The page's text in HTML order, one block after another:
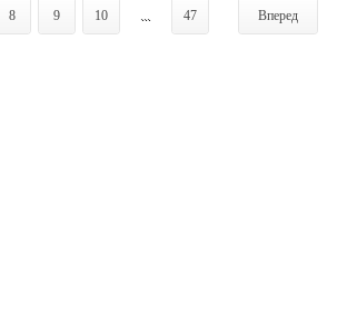
8 9 10 ... 47 Вперед